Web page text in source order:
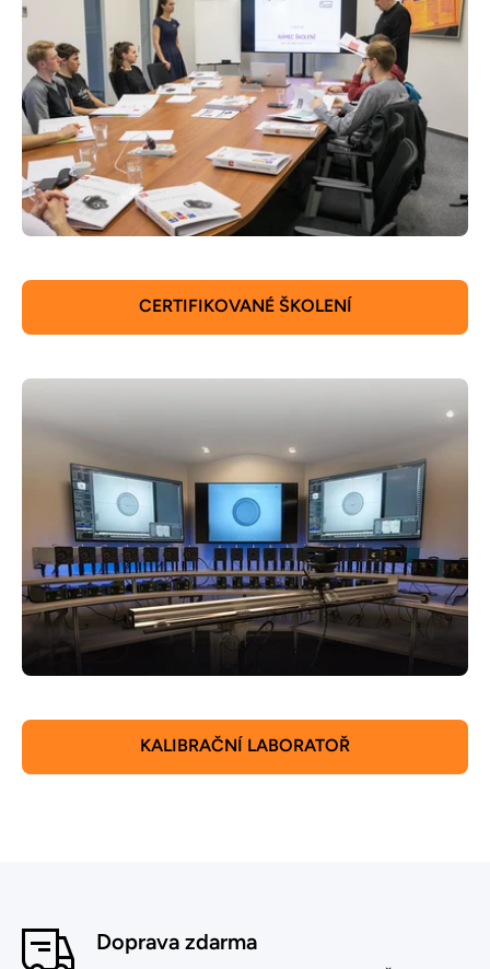
CERTIFIKOVANÉ ŠKOLENÍ
KALIBRAČNÍ LABORATOŘ
Doprava zdarma